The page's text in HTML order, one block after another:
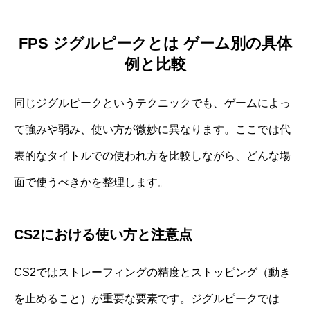
FPS ジグルピークとは ゲーム別の具体
例と比較
同じジグルピークというテクニックでも、ゲームによっ
て強みや弱み、使い方が微妙に異なります。ここでは代
表的なタイトルでの使われ方を比較しながら、どんな場
面で使うべきかを整理します。
CS2における使い方と注意点
CS2ではストレーフィングの精度とストッピング（動き
を止めること）が重要な要素です。ジグルピークでは